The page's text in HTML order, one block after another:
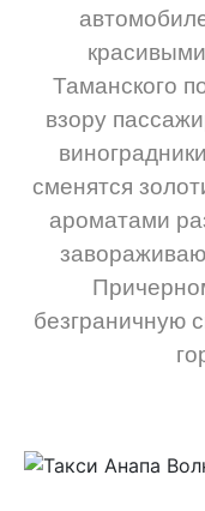
Таманского
взору
сменятся
ароматами
безграничную